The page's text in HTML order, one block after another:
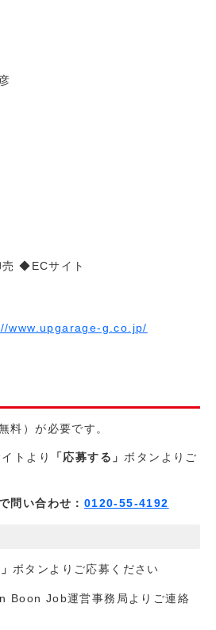
◆ECサイト
www.upgarage-g.co.jp/
料）が必要です。
トより 「応募する」ボタンよりご
問い合わせ： 0120-55-4192
ボタンよりご応募ください
Boon Job運営事務局よりご連絡